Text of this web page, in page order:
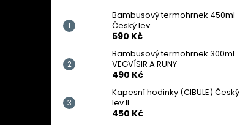
Bambusový termohrnek 450ml
Český lev
590 Kč
Bambusový termohrnek 300ml
VEGVÍSIR A RUNY
490 Kč
Kapesní hodinky (CIBULE) Český
lev II
450 Kč